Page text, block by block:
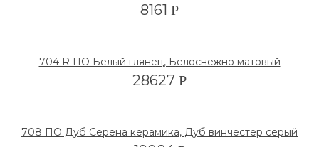
8161 Р
704 R ПО Белый глянец, Белоснежно матовый
28627 Р
708 ПО Дуб Серена керамика, Дуб винчестер серый